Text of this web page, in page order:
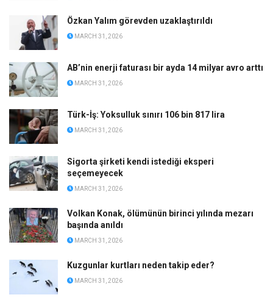
Özkan Yalım görevden uzaklaştırıldı
MARCH 31, 2026
AB’nin enerji faturası bir ayda 14 milyar avro arttı
MARCH 31, 2026
Türk-İş: Yoksulluk sınırı 106 bin 817 lira
MARCH 31, 2026
Sigorta şirketi kendi istediği eksperi
seçemeyecek
MARCH 31, 2026
Volkan Konak, ölümünün birinci yılında mezarı
başında anıldı
MARCH 31, 2026
Kuzgunlar kurtları neden takip eder?
MARCH 31, 2026